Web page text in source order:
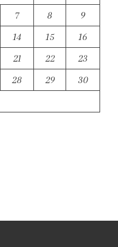
7 8
9
14 15
16
21 22
23
28 29
30